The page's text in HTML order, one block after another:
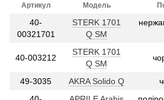
Артикул Модель
40-
00321701
STERK 1701
Q SM
40-003212
STERK 1701
Q SM
49-3035 AKRA Solido Q